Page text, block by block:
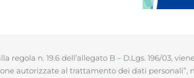
n. 19.6 dell’allegato B – D.Lgs. 196/03,
autorizzate al trattamento dei dati personali”,